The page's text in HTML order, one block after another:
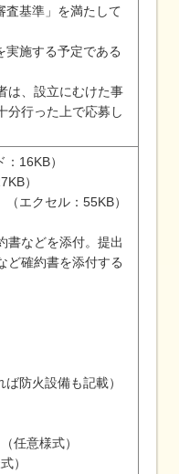
査基準」を満たして
実施する予定である
は、設立にむけた事
分行った上で応募し
16KB）
）
エクセル：55KB）
書などを添付。提出
ど確約書を添付する
防火設備も記載）
任意様式）
）